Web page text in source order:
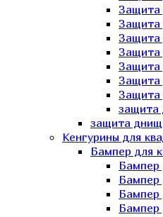
Защита
Защита
Защита
Защита
Защита
Защита
Защита
защита
защита
Кенгурины для
Бампер для
Бампер
Бампер
Бампер
Бампер